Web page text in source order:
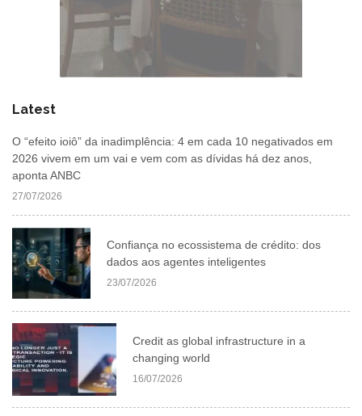
Latest
O “efeito ioiô” da inadimplência: 4 em cada 10 negativados em
2026 vivem em um vai e vem com as dívidas há dez anos,
aponta ANBC
27/07/2026
Confiança no ecossistema de crédito: dos
dados aos agentes inteligentes
23/07/2026
Credit as global infrastructure in a
changing world
16/07/2026